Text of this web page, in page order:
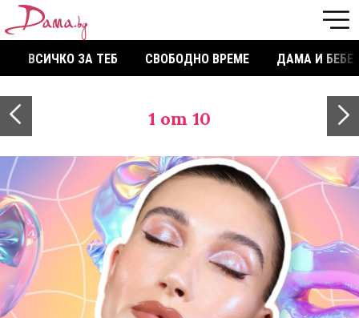
ВСИЧКО ЗА ТЕБ СВОБОДНО ВРЕМЕ ДАМА И БЕБЕ
1 от 10